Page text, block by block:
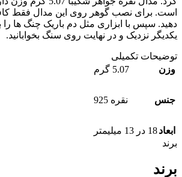
است. برای نصب گوهر روی این مدال فقط
دهید. سپس با ابزاری مثل دم باریک چنگ ها
یکدیگر نزدیک و در نهایت روی سنگ بخوابانید.
توضیحات تکمیلی
وزن
5.07 گرم
جنس نقره 925
ابعاد18 در 13 میلیمتر
برند
برند